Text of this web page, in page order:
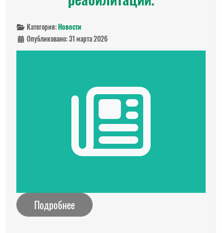
Категория:Новости
Опубликовано: 31 марта 2026
Подробнее